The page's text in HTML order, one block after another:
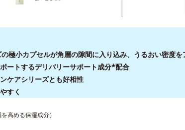
極小カプセルが角層の隙間に入り込み、うるおい密度を
ートするデリバリーサポート成分*配合
ケアシリーズとも好相性
すく
高める保湿成分）